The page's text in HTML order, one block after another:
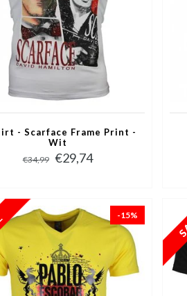
- Scarface Frame Print -
Wit
€34,99 €29,74
-15%